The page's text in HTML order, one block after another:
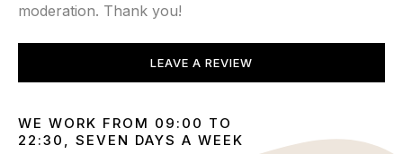
moderation. Thank you!
LEAVE A REVIEW
WE WORK FROM 09:00 TO
22:30, SEVEN DAYS A WEEK